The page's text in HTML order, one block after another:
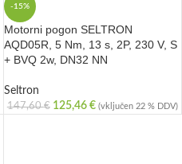
-15%
Motorni pogon SELTRON
AQD05R, 5 Nm, 13 s, 2P, 230 V, S
+ BVQ 2w, DN32 NN
Seltron
147,60€ 125,46 € (vključen 22 % DDV)